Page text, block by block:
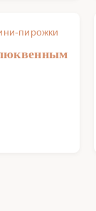
пирожки